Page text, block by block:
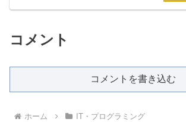
コメント
コメントを書き込む
ホーム IT・プログラミング